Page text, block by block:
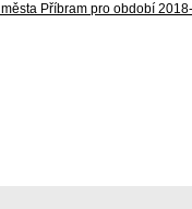
Příbram pro období